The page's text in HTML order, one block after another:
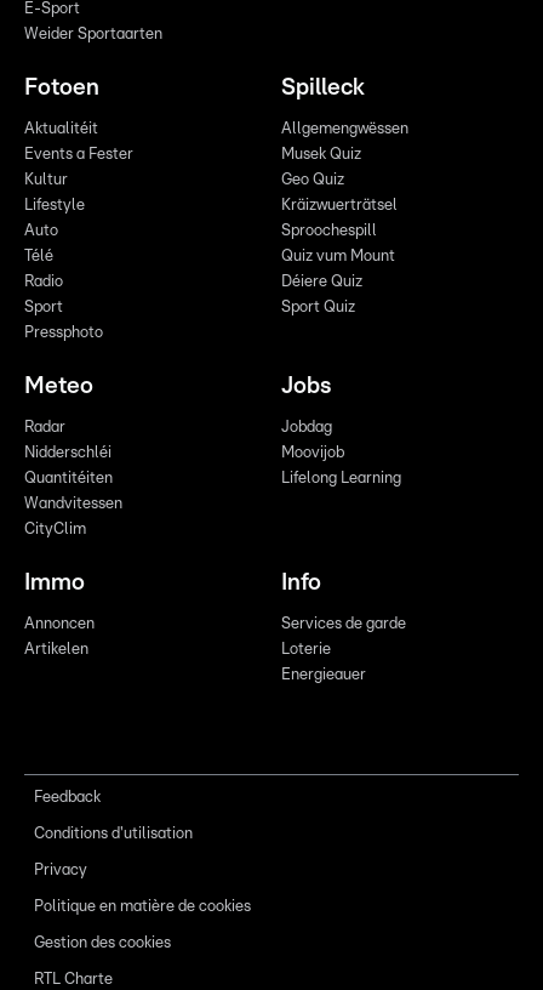
E-Sport
Weider Sportaarten
Fotoen
Aktualitéit
Events a Fester
Kultur
Lifestyle
Auto
Télé
Radio
Sport
Pressphoto
Spilleck
Allgemengwëssen
Musek Quiz
Geo Quiz
Kräizwuerträtsel
Sproochespill
Quiz vum Mount
Déiere Quiz
Sport Quiz
Meteo
Radar
Nidderschléi
Quantitéiten
Wandvitessen
CityClim
Jobs
Jobdag
Moovijob
Lifelong Learning
Immo
Annoncen
Artikelen
Info
Services de garde
Loterie
Energieauer
Feedback
Conditions d'utilisation
Privacy
Politique en matière de cookies
Gestion des cookies
RTL Charte